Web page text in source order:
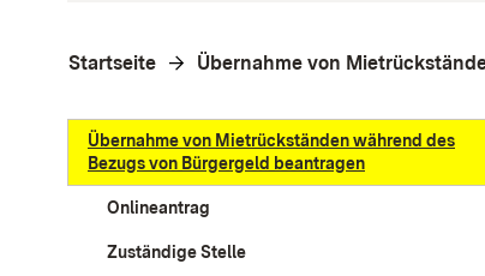
Startseite Übernahme von
Übernahme von Mietrückständen während des
Bezugs von Bürgergeld beantragen
Onlineantrag
Zuständige Stelle